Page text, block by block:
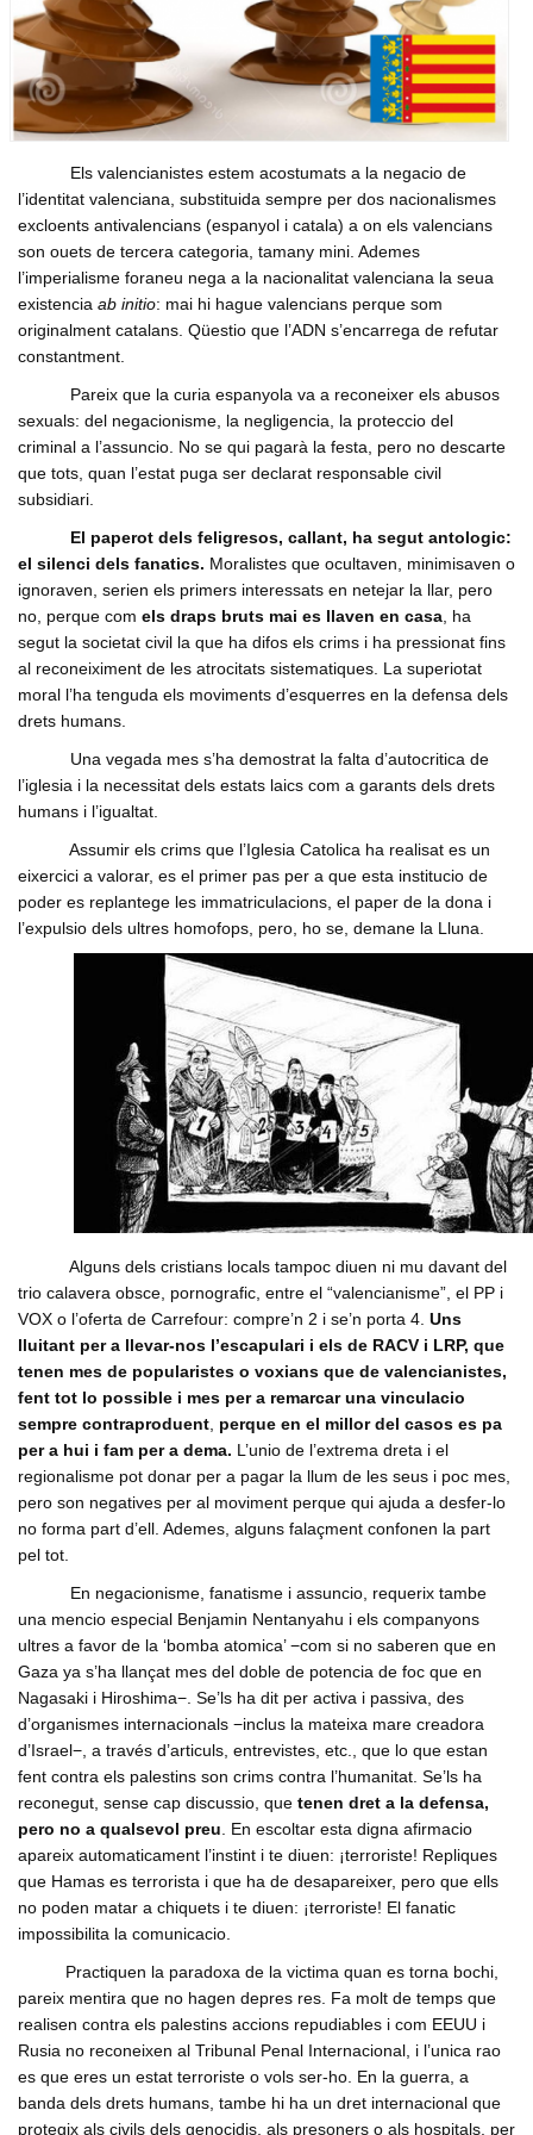
Infraestructures
Politica
Opinio
Societat
Denuncia social
ACNV
Economia
Formacio complementaria
Normes d'El Puig
Usuari
Contrasenya
Crear nou conte
Solicitar una nova contrasenya
Contactar
Afilia't
Cursos IEV
Els valencianistes estem acostumats a la negacio de
l’identitat valenciana, substituida sempre per dos nacionalismes
excloents antivalencians (espanyol i catala) a on els valencians
son ouets de tercera categoria, tamany mini. Ademes
l’imperialisme foraneu nega a la nacionalitat valenciana la seua
existencia ab initio: mai hi hague valencians perque som
originalment catalans. Qüestio que l’ADN s’encarrega de refutar
constantment.
Pareix que la curia espanyola va a reconeixer els abusos
sexuals: del negacionisme, la negligencia, la proteccio del
criminal a l’assuncio. No se qui pagarà la festa, pero no descarte
que tots, quan l’estat puga ser declarat responsable civil
subsidiari.
El paperot dels feligresos, callant, ha segut antologic:
el silenci dels fanatics. Moralistes que ocultaven, minimisaven o
ignoraven, serien els primers interessats en netejar la llar, pero
no, perque com els draps bruts mai es llaven en casa, ha
segut la societat civil la que ha difos els crims i ha pressionat fins
al reconeiximent de les atrocitats sistematiques. La superiotat
moral l’ha tenguda els moviments d’esquerres en la defensa dels
drets humans.
Una vegada mes s’ha demostrat la falta d’autocritica de
l’iglesia i la necessitat dels estats laics com a garants dels drets
humans i l’igualtat.
Assumir els crims que l’Iglesia Catolica ha realisat es un
eixercici a valorar, es el primer pas per a que esta institucio de
poder es replantege les immatriculacions, el paper de la dona i
l’expulsio dels ultres homofops, pero, ho se, demane la Lluna.
Alguns dels cristians locals tampoc diuen ni mu davant del
trio calavera obsce, pornografic, entre el “valencianisme”, el PP i
VOX o l’oferta de Carrefour: compre’n 2 i se’n porta 4. Uns
lluitant per a llevar-nos l’escapulari i els de RACV i LRP, que
tenen mes de popularistes o voxians que de valencianistes,
fent tot lo possible i mes per a remarcar una vinculacio
sempre contraproduent perque en el millor del casos es pa
per a hui i fam per a dema. L’unio de l’extrema dreta i el
regionalisme pot donar per a pagar la llum de les seus i poc mes,
pero son negatives per al moviment perque qui ajuda a desfer-lo
no forma part d’ell. Ademes, alguns falaçment confonen la part
pel tot.
En negacionisme, fanatisme i assuncio, requerix tambe
una mencio especial Benjamin Nentanyahu i els companyons
ultres a favor de la ‘bomba atomica’ −com si no saberen que en
Gaza ya s’ha llançat mes del doble de potencia de foc que en
Nagasaki i Hiroshima−. Se’ls ha dit per activa i passiva, des
d’organismes internacionals −inclus la mateixa mare creadora
d’Israel−, a través d’articuls, entrevistes, etc., que lo que estan
fent contra els palestins son crims contra l’humanitat. Se’ls ha
reconegut, sense cap discussio, que tenen dret a la defensa,
pero no a qualsevol preu . En escoltar esta digna afirmacio
apareix automaticament l’instint i te diuen: ¡terroriste! Repliques
que Hamas es terrorista i que ha de desapareixer, pero que ells
no poden matar a chiquets i te diuen: ¡terroriste! El fanatic
impossibilita la comunicacio.
Practiquen la paradoxa de la victima quan es torna bochi,
pareix mentira que no hagen depres res. Fa molt de temps que
realisen contra els palestins accions repudiables i com EEUU i
Rusia no reconeixen al Tribunal Penal Internacional, i l’unica rao
es que eres un estat terroriste o vols ser-ho. En la guerra, a
banda dels drets humans, tambe hi ha un dret internacional que
protegix als civils dels genocidis, als presoners o als hospitals, per